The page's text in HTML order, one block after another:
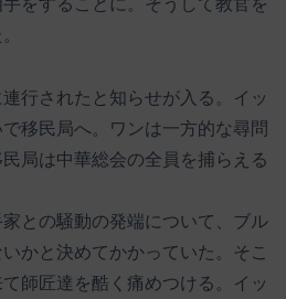
をすることに。そうして教官を
行されたと知らせが入る。イッ
移民局へ。ワンは一方的な尋問
局は中華総会の全員を捕らえる
との騒動の発端について、ブル
かと決めてかかっていた。そこ
師匠達を酷く痛めつける。イッ